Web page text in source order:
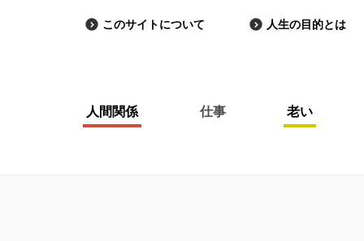
このサイトについて 人生の目的とは
人間関係 仕事 老い